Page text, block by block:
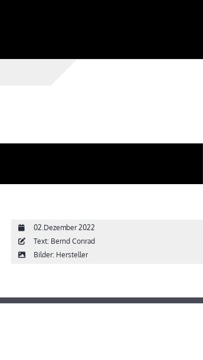
02.Dezember 2022
Text: Bernd Conrad
Bilder: Hersteller